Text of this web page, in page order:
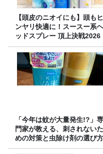
【頭皮のニオイにも】頭もヒ
ンヤリ快適に！スースー系
ッドスプレー 頂上決戦2026
「今年は蚊が大量発生!?」専
門家が教える、刺されないた
めの対策と虫除け剤の選び方